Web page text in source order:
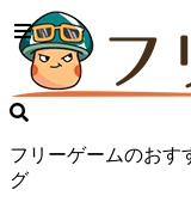
フリーゲームのおす
グ